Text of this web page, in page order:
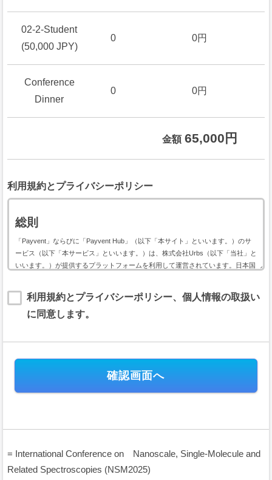
02-2-Student
(50,000 JPY)
0 0円
Conference
Dinner
0 0円
金額 65,000円
利用規約とプライバシーポリシー
総則
「Payvent」ならびに「Payvent Hub」（以下「本サイト」といいます。）のサ
ービス（以下「本サービス」といいます。）は、株式会社Urbs（以下「当社」と
いいます。）が提供するプラットフォームを利用して運営されています。日本国
ト用サービス利用規約（以下「本規約」といいます。）に基づいて提供されま
す。
ります。
第１条（規約の適用）
る場合に、当該会員と当社との間に適用されます。
的に適用され、本規約の一部を構成します。会員及びユーザーは、本サー
ビスを利用することにより、本規約等及びプライバシーポリシーの全ての
項目に同意したこととみなされます。
利用規約とプライバシーポリシー、個人情報の取扱い
に同意します。
= International Conference on Nanoscale, Single-Molecule and
Related Spectroscopies (NSM2025)